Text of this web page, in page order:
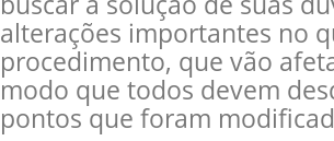
alterações importantes no
procedimento, que vão
modo que todos devem
pontos que foram